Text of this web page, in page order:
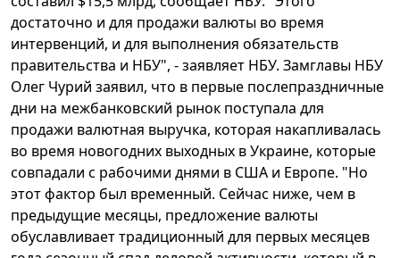
достаточно и для продажи валюты во время
интервенций, и для выполнения обязательств
правительства и НБУ", - заявляет НБУ. Замглавы НБУ
Олег Чурий заявил, что в первые послепраздничные
дни на межбанковский рынок поступала для
продажи валютная выручка, которая накапливалась
во время новогодних выходных в Украине, которые
совпадали с рабочими днями в США и Европе. "Но
этот фактор был временный. Сейчас ниже, чем в
предыдущие месяцы, предложение валюты
обуславливает традиционный для первых месяцев